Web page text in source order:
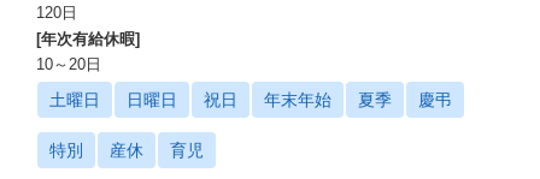
120日
[年次有給休暇]
10～20日
土曜日 日曜日 祝日 年末年始 夏季 慶弔
特別 産休 育児